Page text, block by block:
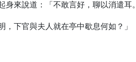
身來說道：「不敢言好，聊以消遣耳
，下官與夫人就在亭中歇息何如？」